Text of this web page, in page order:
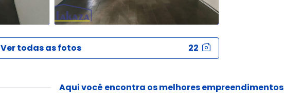
Ver todas as fotos 22
Aqui você encontra os melhores empreendimentos